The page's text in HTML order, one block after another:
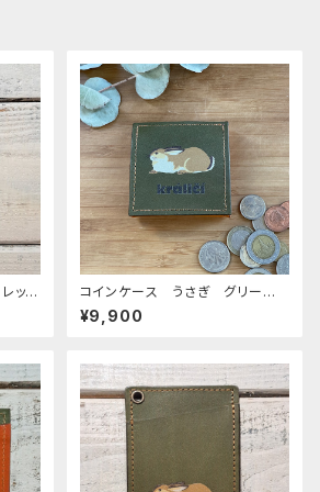
ッド
コインケース うさぎ グリー
ン 兎 ウサギ rabbit ラビッ
ト 栃木レザー
¥9,900